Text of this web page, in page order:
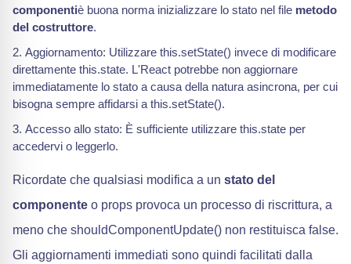
componentiè buona norma inizializzare lo stato nel file metodo
del costruttore.
Aggiornamento: Utilizzare this.setState() invece di modificare
direttamente this.state. L'React potrebbe non aggiornare
immediatamente lo stato a causa della natura asincrona, per cui
bisogna sempre affidarsi a this.setState().
Accesso allo stato: È sufficiente utilizzare this.state per
accedervi o leggerlo.
Ricordate che qualsiasi modifica a un stato del
componente o props provoca un processo di riscrittura, a
meno che shouldComponentUpdate() non restituisca false.
Gli aggiornamenti immediati sono quindi facilitati dalla